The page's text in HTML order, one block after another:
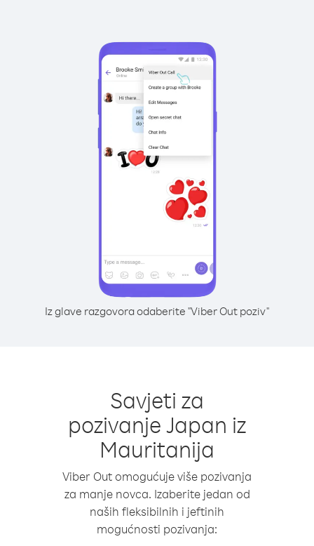
Iz glave razgovora odaberite "Viber Out poziv"
Savjeti za
pozivanje Japan iz
Mauritanija
Viber Out omogućuje više pozivanja
za manje novca. Izaberite jedan od
naših fleksibilnih i jeftinih
mogućnosti pozivanja: